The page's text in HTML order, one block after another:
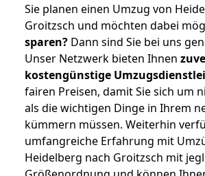
Sie planen einen Umzug von
Groitzsch und möchten dabei
sparen? Dann sind Sie bei uns
Unser Netzwerk bieten Ihnen
kostengünstige
fairen Preisen, damit Sie sich um
als die wichtigen Dinge in Ihrem
kümmern müssen. Weiterhin
umfangreiche Erfahrung mit
Heidelberg nach Groitzsch mit